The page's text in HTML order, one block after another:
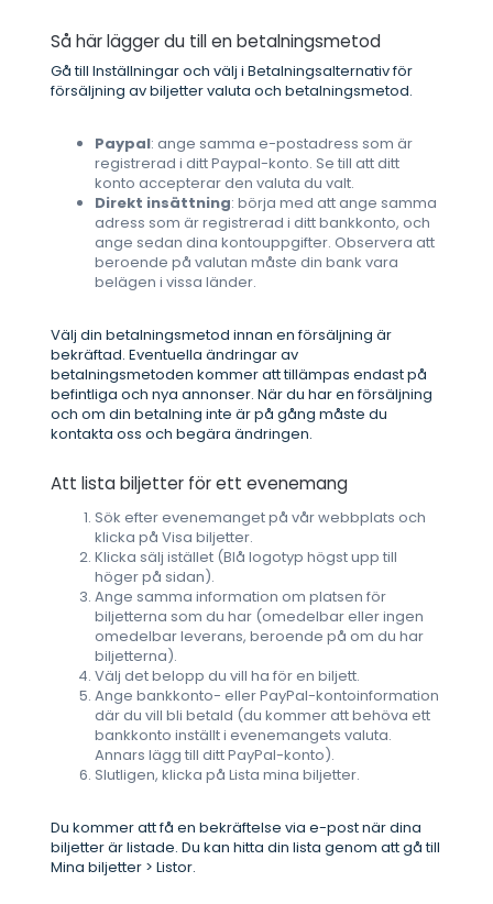
Så här lägger du till en betalningsmetod
Gå till Inställningar och välj i Betalningsalternativ för
försäljning av biljetter valuta och betalningsmetod.
Paypal: ange samma e-postadress som är
registrerad i ditt Paypal-konto. Se till att ditt
konto accepterar den valuta du valt.
Direkt insättning: börja med att ange samma
adress som är registrerad i ditt bankkonto, och
ange sedan dina kontouppgifter. Observera att
beroende på valutan måste din bank vara
belägen i vissa länder.
Välj din betalningsmetod innan en försäljning är
bekräftad. Eventuella ändringar av
betalningsmetoden kommer att tillämpas endast på
befintliga och nya annonser. När du har en försäljning
och om din betalning inte är på gång måste du
kontakta oss och begära ändringen.
Att lista biljetter för ett evenemang
Sök efter evenemanget på vår webbplats och
klicka på Visa biljetter.
Klicka sälj istället (Blå logotyp högst upp till
höger på sidan).
Ange samma information om platsen för
biljetterna som du har (omedelbar eller ingen
omedelbar leverans, beroende på om du har
biljetterna).
Välj det belopp du vill ha för en biljett.
Ange bankkonto- eller PayPal-kontoinformation
där du vill bli betald (du kommer att behöva ett
bankkonto inställt i evenemangets valuta.
Annars lägg till ditt PayPal-konto).
Slutligen, klicka på Lista mina biljetter.
Du kommer att få en bekräftelse via e-post när dina
biljetter är listade. Du kan hitta din lista genom att gå till
Mina biljetter > Listor.